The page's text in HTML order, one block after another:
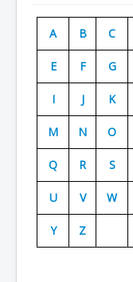
Organisation
Avions
Personnels
Formation
Doctrines
Les As
A B C
E F G
I J K
M N O
Q R S
U V W
Y Z